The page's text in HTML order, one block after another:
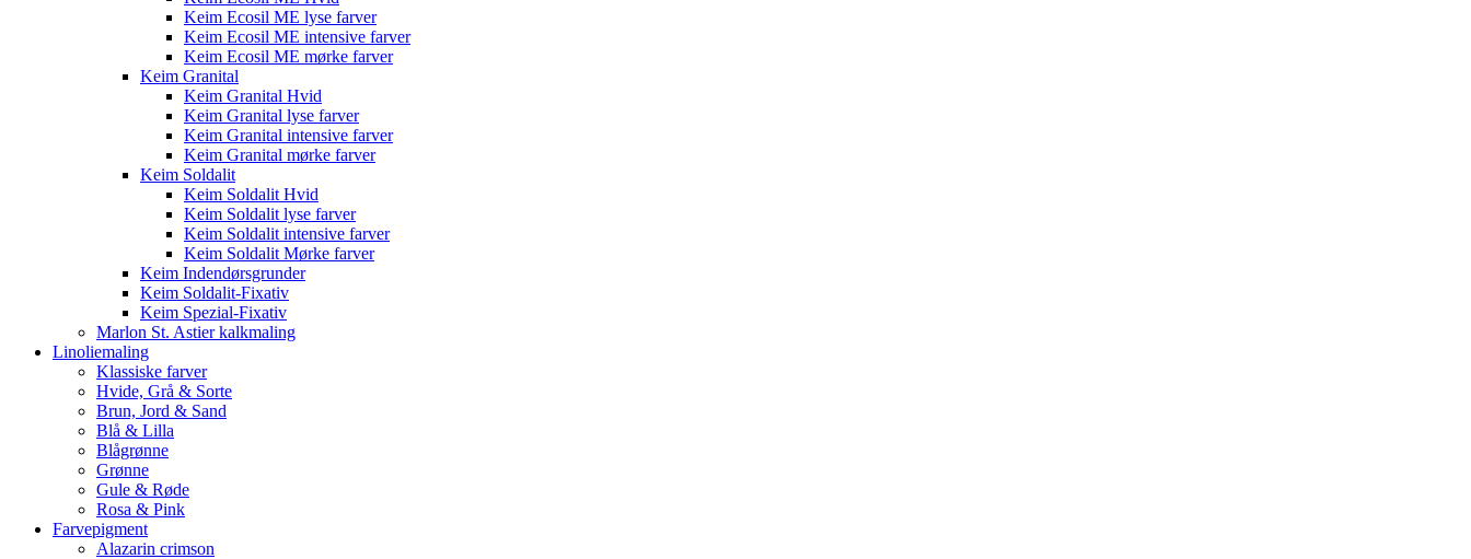
Keim Ecosil ME lyse farver
Keim Ecosil ME intensive farver
Keim Ecosil ME mørke farver
Keim Granital
Keim Granital Hvid
Keim Granital lyse farver
Keim Granital intensive farver
Keim Granital mørke farver
Keim Soldalit
Keim Soldalit Hvid
Keim Soldalit lyse farver
Keim Soldalit intensive farver
Keim Soldalit Mørke farver
Keim Indendørsgrunder
Keim Soldalit-Fixativ
Keim Spezial-Fixativ
Marlon St. Astier kalkmaling
Linoliemaling
Klassiske farver
Hvide, Grå & Sorte
Brun, Jord & Sand
Blå & Lilla
Blågrønne
Grønne
Gule & Røde
Rosa & Pink
Farvepigment
Alazarin crimson